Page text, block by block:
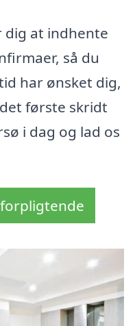
at indhente
så du
har ønsket dig,
første skridt
i dag og lad os